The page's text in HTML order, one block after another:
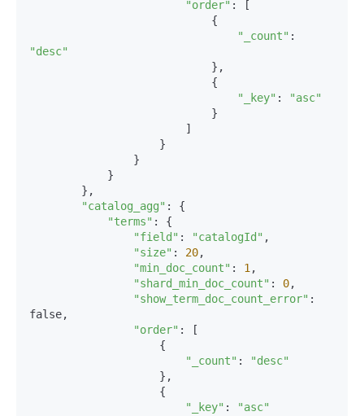
"order" : [
"_count"
"desc"
"_key" :
"asc"
"catalog_agg" : {
"terms" : {
"field" : "catalogId" ,
"size" : 20,
"min_doc_count" : 1 ,
"shard_min_doc_count" : 0,
"show_term_doc_count_error" :
false,
"order" : [
"_count" :
"desc"
"_key" : "asc"